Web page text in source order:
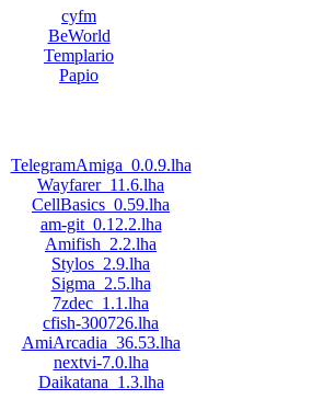
cyfm
BeWorld
Templario
Papio
TelegramAmiga_0.0.9.lha
Wayfarer_11.6.lha
CellBasics_0.59.lha
am-git_0.12.2.lha
Amifish_2.2.lha
Stylos_2.9.lha
Sigma_2.5.lha
7zdec_1.1.lha
cfish-300726.lha
AmiArcadia_36.53.lha
nextvi-7.0.lha
Daikatana_1.3.lha